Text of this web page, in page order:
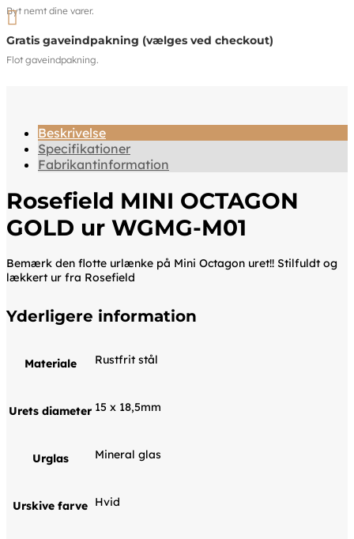
Byt nemt dine varer.

Gratis gaveindpakning (vælges ved checkout)
Flot gaveindpakning.
Beskrivelse
Specifikationer
Fabrikantinformation
Rosefield MINI OCTAGON
GOLD ur WGMG-M01
Bemærk den flotte urlænke på Mini Octagon uret!! Stilfuldt og
lækkert ur fra Rosefield
Yderligere information
Materiale Rustfrit stål
Urets diameter 15 x 18,5mm
Urglas Mineral glas
Urskive farve Hvid